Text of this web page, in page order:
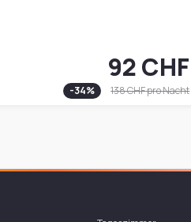
92 CHF
-34% 138 CHFpro Nacht